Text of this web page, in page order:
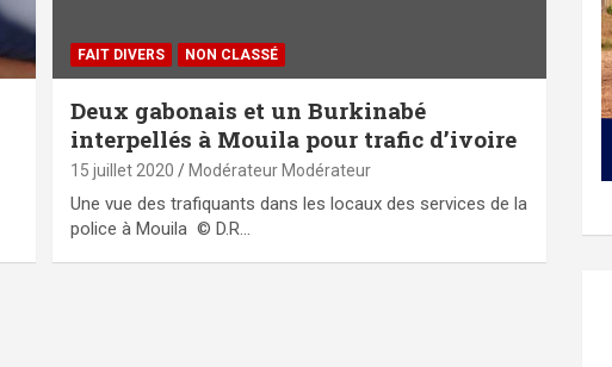
FAIT DIVERS NON CLASSÉ
Deux gabonais et un Burkinabé
interpellés à Mouila pour trafic d’ivoire
15 juillet 2020 Modérateur Modérateur
Une vue des trafiquants dans les locaux des services de la
police à Mouila © D.R…